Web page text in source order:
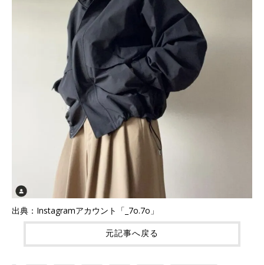
出典：Instagramアカウント「_7o.7o」
元記事へ戻る